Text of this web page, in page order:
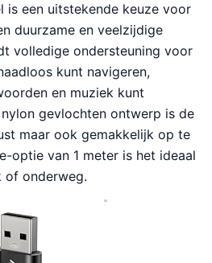
is een uitstekende keuze voor
duurzame en veelzijdige
volledige ondersteuning voor
kunt navigeren,
en muziek kunt
gevlochten ontwerp is de
maar ook gemakkelijk op te
optie van 1 meter is het ideaal
of onderweg.